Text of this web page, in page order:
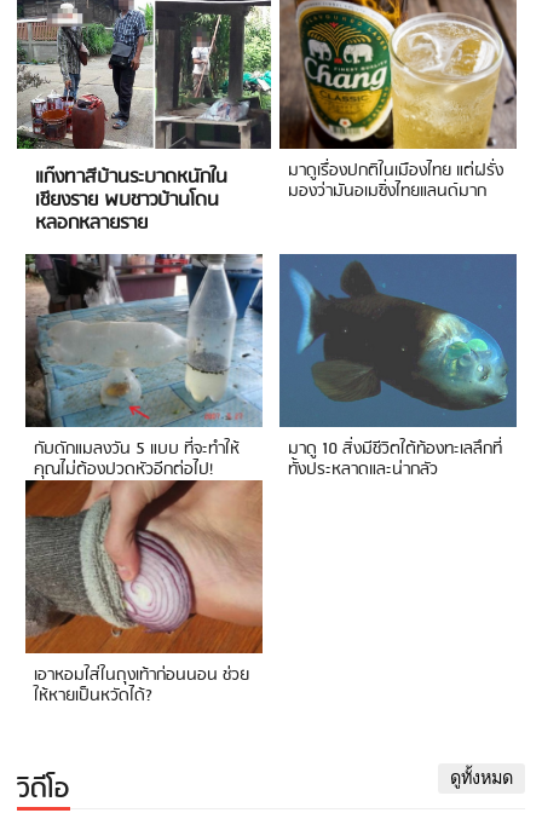
แก๊งทาสีบ้านระบาดหนักใน
เชียงราย พบชาวบ้านโดน
หลอกหลายราย
มาดูเรื่องปกติในเมืองไทย แต่ฝรั่ง
มองว่ามันอเมซิ่งไทยแลนด์มาก
กับดักแมลงวัน 5 แบบ ที่จะทำให้
คุณไม่ต้องปวดหัวอีกต่อไป!
มาดู 10 สิ่งมีชีวิตใต้ท้องทะเลลึกที่
ทั้งประหลาดและน่ากลัว
เอาหอมใส่ในถุงเท้าก่อนนอน ช่วย
ให้หายเป็นหวัดได้?
วิดีโอ ดูทั้งหมด